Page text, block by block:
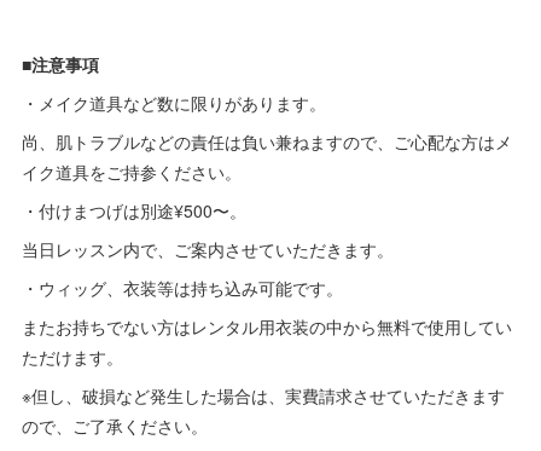
■注意事項
・メイク道具など数に限りがあります。
尚、肌トラブルなどの責任は負い兼ねますので、ご心配な方はメ
イク道具をご持参ください。
・付けまつげは別途¥500〜。
当日レッスン内で、ご案内させていただきます。
・ウィッグ、衣装等は持ち込み可能です。
またお持ちでない方はレンタル用衣装の中から無料で使用してい
ただけます。
※但し、破損など発生した場合は、実費請求させていただきます
ので、ご了承ください。